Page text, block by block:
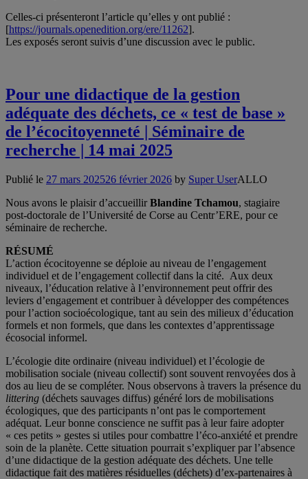
Celles-ci présenteront l’article qu’elles y ont publié :
[https://journals.openedition.org/ere/11262].
Les exposés seront suivis d’une discussion avec le public.
Pour une didactique de la gestion
adéquate des déchets, ce « test de base »
de l’écocitoyenneté | Séminaire de
recherche | 14 mai 2025
Publié le 27 mars 202526 février 2026 by Super UserALLO
Nous avons le plaisir d’accueillirBlandine Tchamou, stagiaire
post-doctorale de l’Université de Corse au Centr’ERE, pour ce
séminaire de recherche.
RÉSUMÉ
L’action écocitoyenne se déploie au niveau de l’engagement
individuel et de l’engagement collectif dans la cité. Aux deux
niveaux, l’éducation relative à l’environnement peut offrir des
leviers d’engagement et contribuer à développer des compétences
pour l’action socioécologique, tant au sein des milieux d’éducation
formels et non formels, que dans les contextes d’apprentissage
écosocial informel.
L’écologie dite ordinaire (niveau individuel) et l’écologie de
mobilisation sociale (niveau collectif) sont souvent renvoyées dos à
dos au lieu de se compléter. Nous observons à travers la présence du
littering (déchets sauvages diffus) généré lors de mobilisations
écologiques, que des participants n’ont pas le comportement
adéquat. Leur bonne conscience ne suffit pas à leur faire adopter
« ces petits » gestes si utiles pour combattre l’éco-anxiété et prendre
soin de la planète. Cette situation pourrait s’expliquer par l’absence
d’une didactique de la gestion adéquate des déchets. Une telle
didactique fait des matières résiduelles (déchets) d’ex-partenaires à